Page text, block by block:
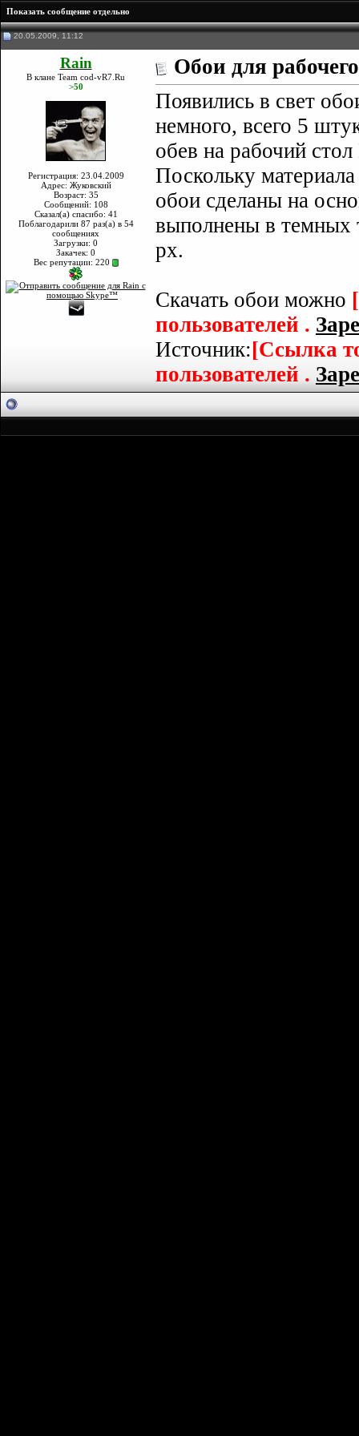
Показать сообщение отдельно
20.05.2009, 11:12
Rain
В клане Team cod-vR7.Ru
>50
Регистрация: 23.04.2009
Адрес: Жуковский
Возраст: 35
Сообщений: 108
Сказал(а) спасибо: 41
Поблагодарили 87 раз(а) в 54
сообщениях
Загрузки: 0
Закачек: 0
Вес репутации: 220
Обои для
Появились в свет
немного, всего 5
обев на рабочий
Поскольку
обои сделаны на
выполнены в темных
px.
Скачать обои можно
пользователей .
Источник:[Ссылка
пользователей .